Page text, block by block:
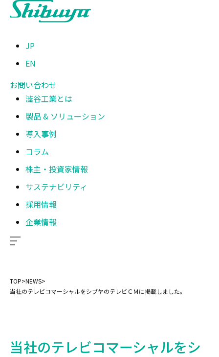
JP
EN
お問い合わせ
澁谷工業とは
製品 & ソリューション
導入事例
コラム
株主・投資家情報
サステナビリティ
採用情報
企業情報
TOP>NEWS>
当社のテレビコマーシャルをシブヤのテレビＣＭに掲載しました。
当社のテレビコマーシャルをシ